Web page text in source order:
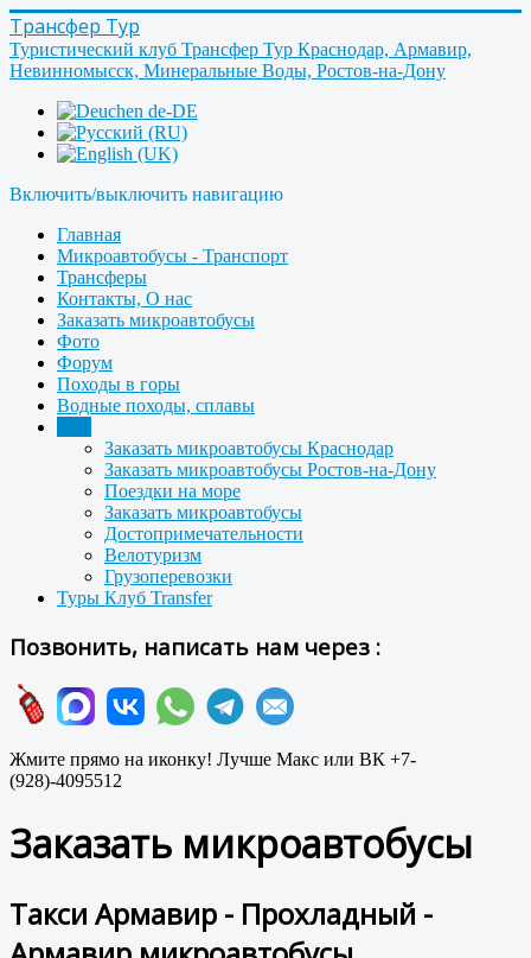
Трансфер Тур
Туристический клуб Трансфер Тур Краснодар, Армавир,
Невинномысск, Минеральные Воды, Ростов-на-Дону
Включить/выключить навигацию
Главная
Микроавтобусы - Транспорт
Трансферы
Контакты, О нас
Заказать микроавтобусы
Фото
Форум
Походы в горы
Водные походы, сплавы
Заказать микроавтобусы Краснодар
Заказать микроавтобусы Ростов-на-Дону
Поездки на море
Заказать микроавтобусы
Достопримечательности
Велотуризм
Грузоперевозки
Туры Клуб Transfer
Позвонить, написать нам через :
Жмите прямо на иконку! Лучше Макс или ВК +7-
(928)-4095512
Заказать микроавтобусы
Такси Армавир - Прохладный -